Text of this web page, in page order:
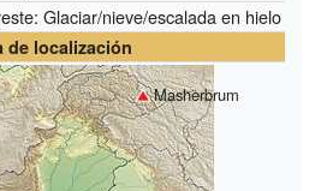
Glaciar/nieve/escalada en hielo
de localización
Masherbrum